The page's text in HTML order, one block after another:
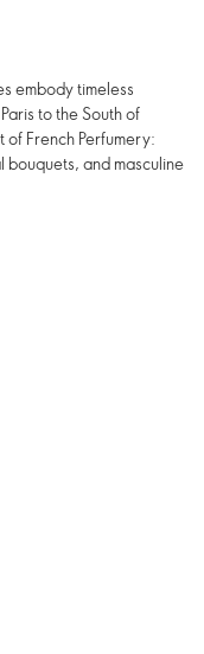
embody timeless
to the South of
French Perfumery:
bouquets, and masculine